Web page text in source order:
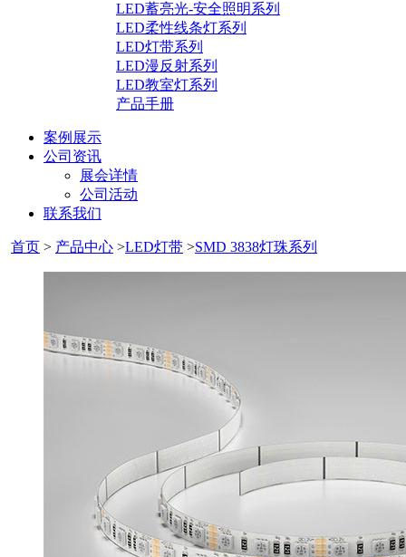
LED蓄亮光-安全照明系列
LED柔性线条灯系列
LED灯带系列
LED漫反射系列
LED教室灯系列
产品手册
案例展示
公司资讯
展会详情
公司活动
联系我们
首页 > 产品中心 >LED灯带 >SMD 3838灯珠系列